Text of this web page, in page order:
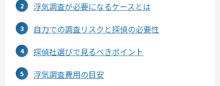
浮気調査が必要になるケースとは
自力での調査リスクと探偵の必要性
探偵社選びで見るべきポイント
浮気調査費用の目安